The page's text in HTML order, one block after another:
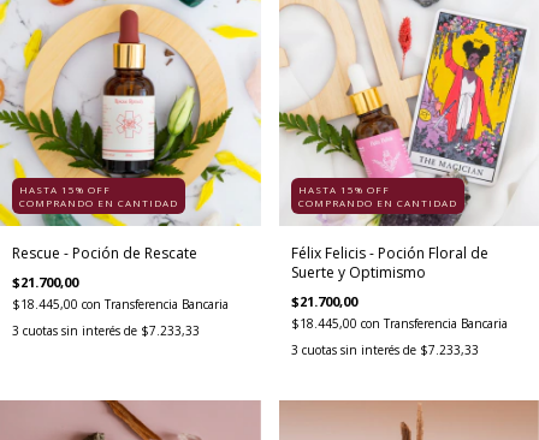
HASTA 15% OFF
COMPRANDO EN CANTIDAD
Rescue - Poción de Rescate
$21.700,00
$18.445,00 con Transferencia Bancaria
3 cuotas sin interés de $7.233,33
HASTA 15% OFF
COMPRANDO EN CANTIDAD
Félix Felicis - Poción Floral de
Suerte y Optimismo
$21.700,00
$18.445,00 con Transferencia Bancaria
3 cuotas sin interés de $7.233,33